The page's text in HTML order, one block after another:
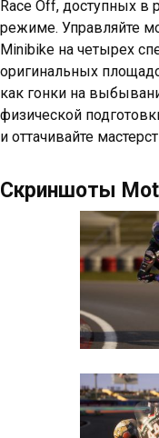
Race Off, доступных
режиме. Управляйте
Minibike на четырех
оригинальных
как гонки на
физической
и оттачивайте
Скриншоты